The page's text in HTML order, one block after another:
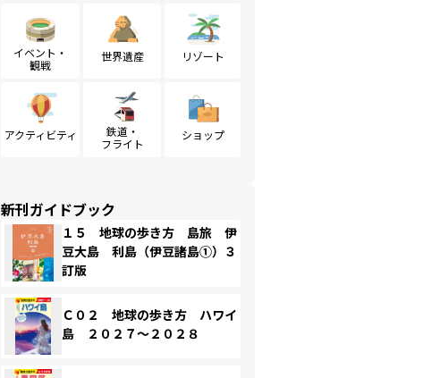
イベント・
観戦
世界遺産 リゾート
アクティビティ
鉄道・
フライト
ショップ
新刊ガイドブック
１５ 地球の歩き方 島旅 伊
豆大島 利島（伊豆諸島①）３
訂版
Ｃ０２ 地球の歩き方 ハワイ
島 ２０２７～２０２８